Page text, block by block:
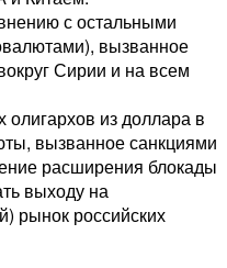
с остальными
вызванное
Сирии и на всем
олигархов из доллара в
вызванное санкциями
расширения блокады
выходу на
рынок российских